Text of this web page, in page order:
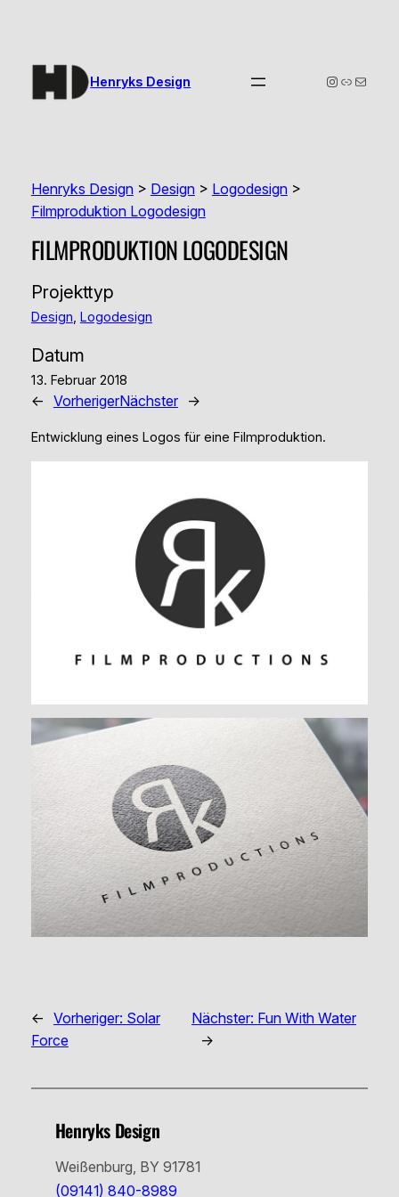
Henryks Design
Instagram ProfilLebenslauf Robert Goerlich
E-Mail
Henryks Design> Design> Logodesign>
Filmproduktion Logodesign
FILMPRODUKTION LOGODESIGN
Projekttyp
Design Logodesign
Datum
13. Februar 2018
← VorherigerNächster →
Entwicklung eines Logos für eine Filmproduktion.
← Vorheriger: Solar
Force
Nächster: Fun With Water
→
Henryks Design
Weißenburg, BY 91781
(09141) 840-8989